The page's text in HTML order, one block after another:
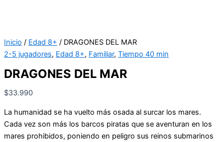
Inicio / Edad 8+ / DRAGONES DEL MAR
2-5 jugadores, Edad 8+, Familiar, Tiempo 40 min
DRAGONES DEL MAR
$33.990
La humanidad se ha vuelto más osada al surcar los mares.
Cada vez son más los barcos piratas que se aventuran en los
mares prohibidos, poniendo en peligro sus reinos submarinos